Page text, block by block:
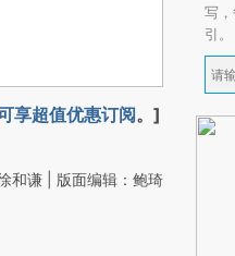
享超值优惠订阅。]
和谦 | 版面编辑：鲍琦
写
引。